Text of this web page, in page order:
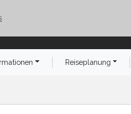
Reiseplanung